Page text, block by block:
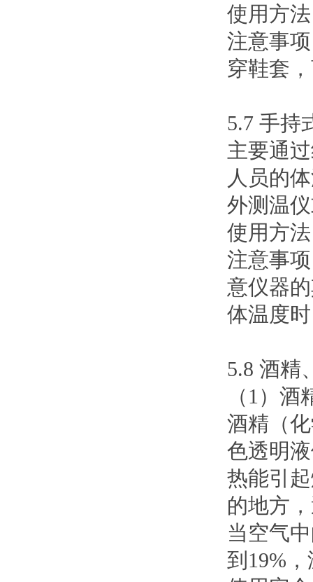
使用方
注意事
穿鞋套
5.7 手持
主要通
人员的
外测温
使用方
注意事
意仪器
体温度
5.8 酒精
（1）酒
酒精（
色透明
热能引
的地方
当空气
到19%